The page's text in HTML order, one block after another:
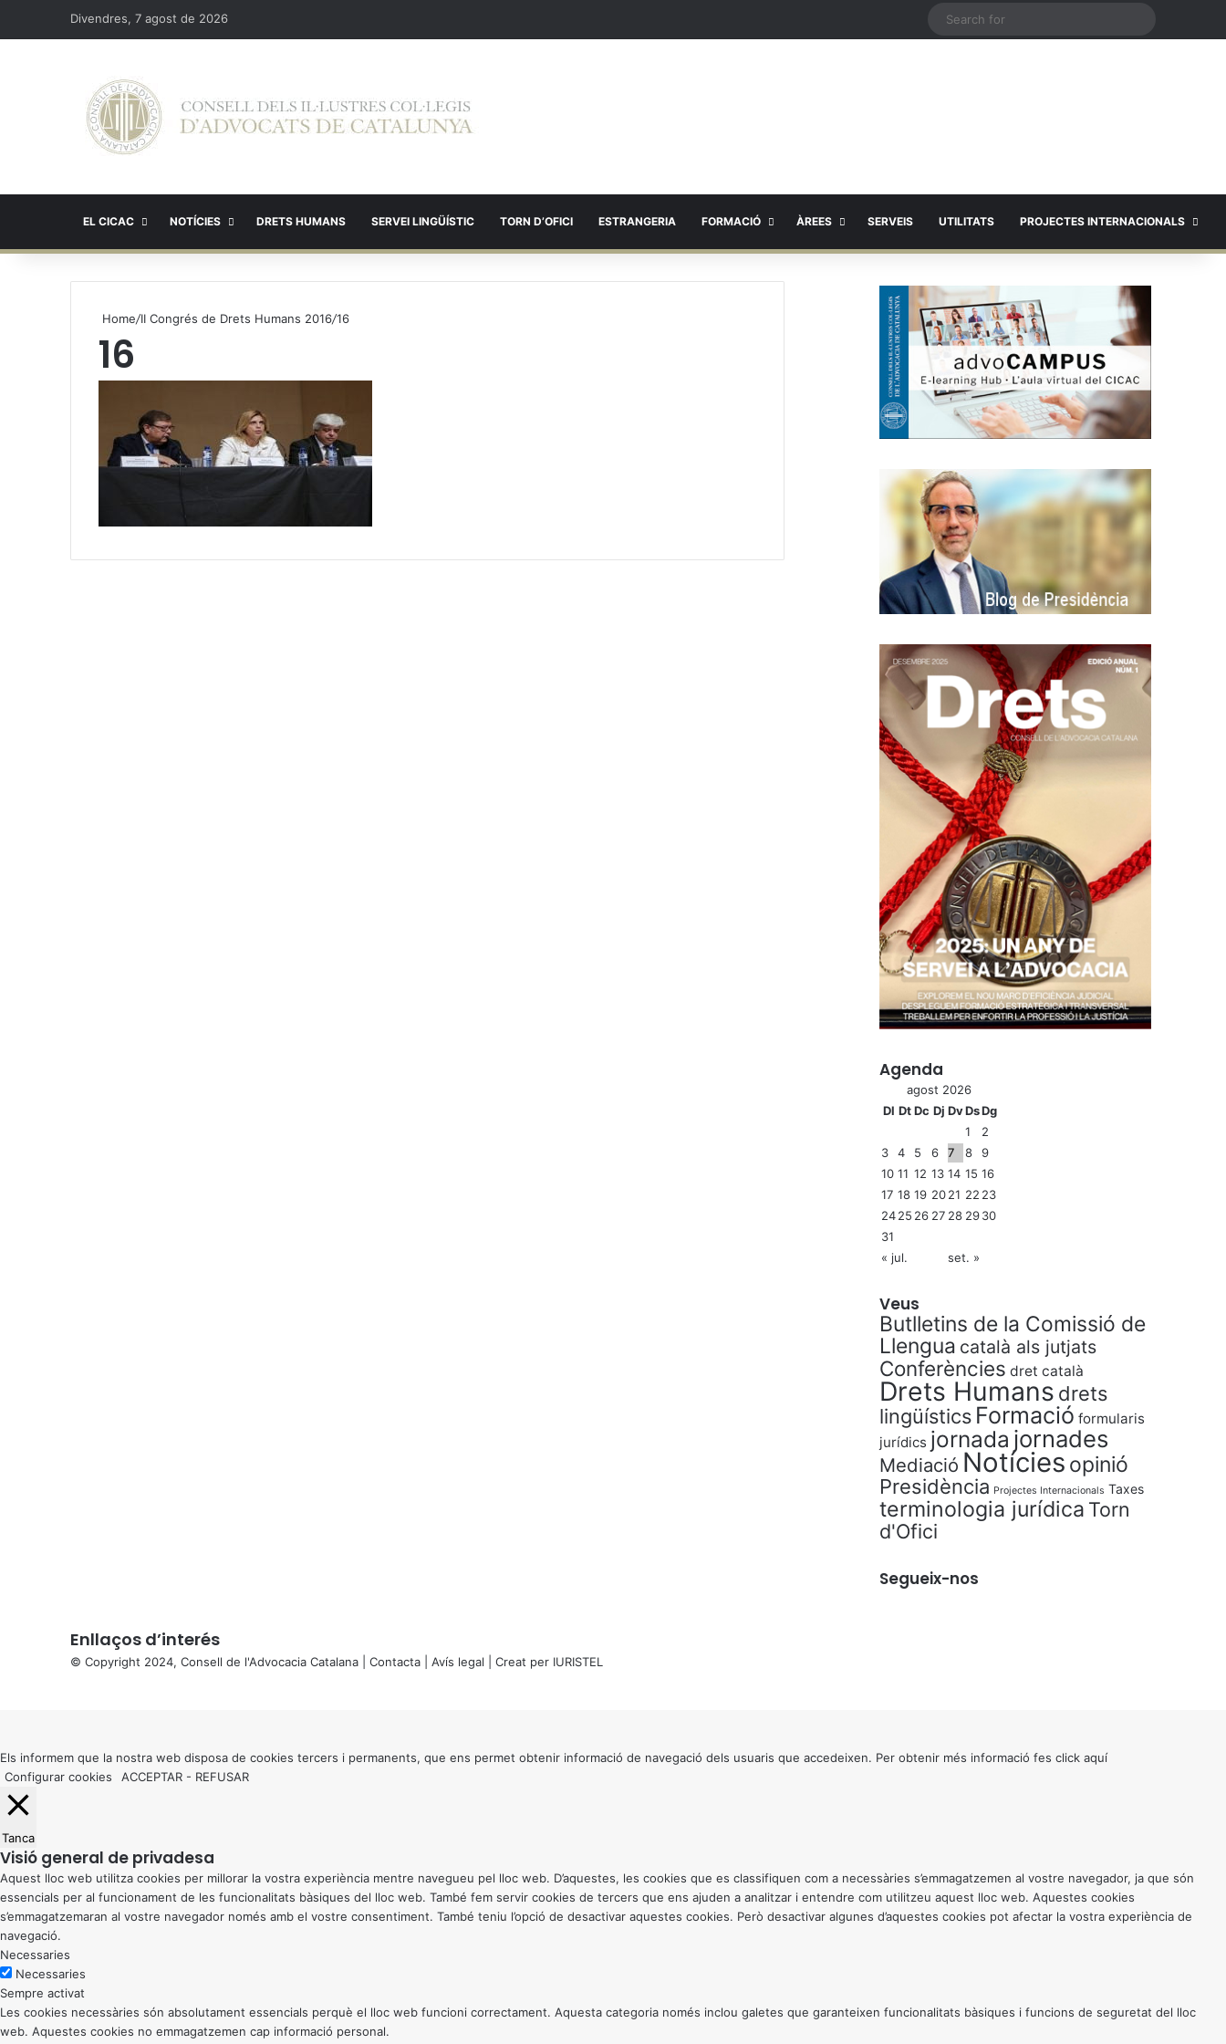
Divendres, 7 agost de 2026
EL CICAC NOTÍCIES DRETS HUMANS SERVEI LINGÜÍSTIC TORN D’OFICI ESTRANGERIA FORMACIÓ ÀREES SERVEIS UTILITATS PROJECTES INTERNACIONALS
Home/II Congrés de Drets Humans 2016/16
16
Agenda
agost 2026
Dl Dt Dc Dj DvDsDg
1
2
3
4 5 6 7 8
9
10 11 12 13 14 15 16
17 18 19 2021 22 23
2425 26 27 28 2930
31
« jul.
set. »
Veus
Butlletins de la Comissió de
Llengua català als jutjats
Conferències dret català
Drets Humans drets
lingüístics Formació formularis
jurídics jornada jornades
Mediació Notícies opinió
Presidència Projectes Internacionals Taxes
terminologia jurídica Torn
d'Ofici
Segueix-nos
Enllaços d’interés
© Copyright 2024, Consell de l'Advocacia Catalana | Contacta Avís legal | Creat per IURISTEL
button
Els informem que la nostra web disposa de cookies tercers i permanents, que ens permet obtenir informació de navegació dels usuaris que accedeixen. Per obtenir més informació fes click aquí
Configurar cookies
ACCEPTAR - REFUSAR
Tanca
Visió general de privadesa
Aquest lloc web utilitza cookies per millorar la vostra experiència mentre navegueu pel lloc web. D’aquestes, les cookies que es classifiquen com a necessàries s’emmagatzemen al vostre navegador, ja que són
essencials per al funcionament de les funcionalitats bàsiques del lloc web. També fem servir cookies de tercers que ens ajuden a analitzar i entendre com utilitzeu aquest lloc web. Aquestes cookies
s’emmagatzemaran al vostre navegador només amb el vostre consentiment. També teniu l’opció de desactivar aquestes cookies. Però desactivar algunes d’aquestes cookies pot afectar la vostra experiència de
navegació.
Necessaries
Necessaries
Sempre activat
Les cookies necessàries són absolutament essencials perquè el lloc web funcioni correctament. Aquesta categoria només inclou galetes que garanteixen funcionalitats bàsiques i funcions de seguretat del lloc
web. Aquestes cookies no emmagatzemen cap informació personal.